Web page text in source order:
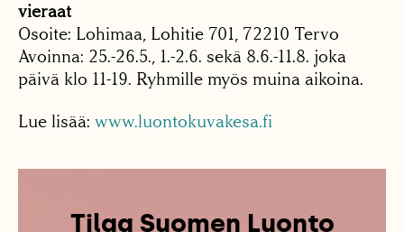
vieraat
Osoite: Lohimaa, Lohitie 701, 72210 Tervo
Avoinna: 25.-26.5., 1.-2.6. sekä 8.6.-11.8. joka
päivä klo 11-19. Ryhmille myös muina aikoina.
Lue lisää: www.luontokuvakesa.fi
Tilaa Suomen Luonto